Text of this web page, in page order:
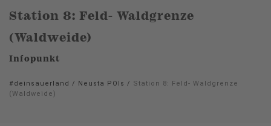
Station 8: Feld- Waldgrenze
(Waldweide)
Infopunkt
#deinsauerland / Neusta POIs / Station 8: Feld- Waldgrenze
(Waldweide)